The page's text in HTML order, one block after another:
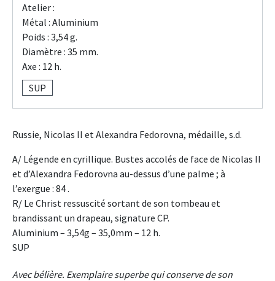
Atelier :
Métal : Aluminium
Poids : 3,54 g.
Diamètre : 35 mm.
Axe : 12 h.
SUP
Russie, Nicolas II et Alexandra Fedorovna, médaille, s.d.
A/ Légende en cyrillique. Bustes accolés de face de Nicolas II
et d’Alexandra Fedorovna au-dessus d’une palme ; à
l’exergue : 84 .
R/ Le Christ ressuscité sortant de son tombeau et
brandissant un drapeau, signature CP.
Aluminium – 3,54g – 35,0mm – 12 h.
SUP
Avec bélière. Exemplaire superbe qui conserve de son